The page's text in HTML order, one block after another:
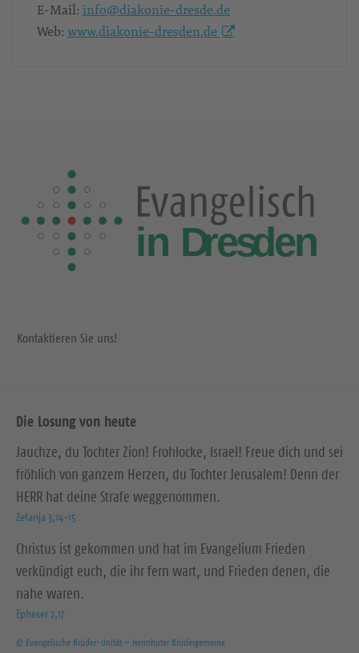
E-Mail: info@diakonie-dresde.de
Web: www.diakonie-dresden.de
Kontaktieren Sie uns!
Die Losung von heute
Jauchze, du Tochter Zion! Frohlocke, Israel! Freue dich und sei
fröhlich von ganzem Herzen, du Tochter Jerusalem! Denn der
HERR hat deine Strafe weggenommen.
Zefanja 3,14-15
Christus ist gekommen und hat im Evangelium Frieden
verkündigt euch, die ihr fern wart, und Frieden denen, die
nahe waren.
Epheser 2,17
© Evangelische Brüder-Unität – Herrnhuter Brüdergemeine